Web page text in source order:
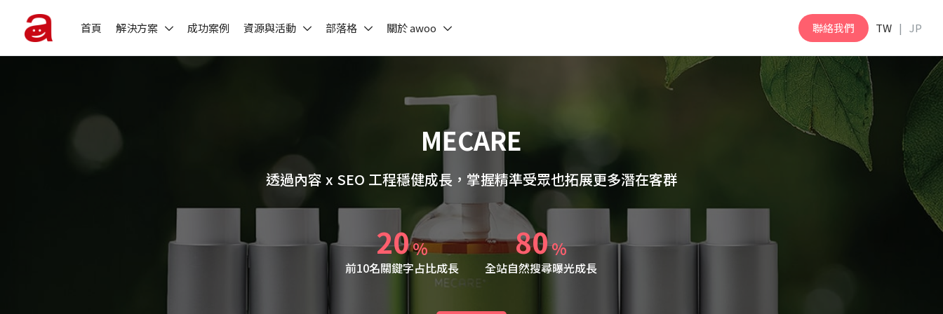
首頁 解決方案 成功案例 資源與活動 部落格 關於 awoo 聯絡我們 TW JP
MECARE
透過內容 x SEO 工程穩健成長，掌握精準受眾也拓展更多潛在客群
20%
前10名關鍵字占比成長
80%
全站自然搜尋曝光成長